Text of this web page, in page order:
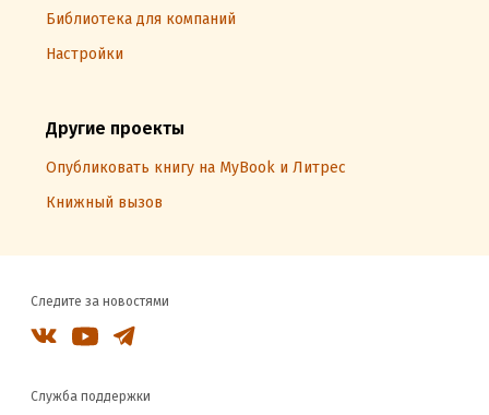
Библиотека для компаний
Настройки
Другие проекты
Опубликовать книгу на MyBook и Литрес
Книжный вызов
Следите за новостями
Служба поддержки